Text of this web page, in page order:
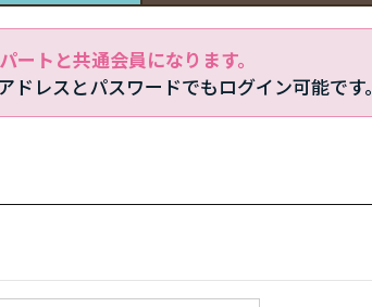
ートと共通会員になります。
レスとパスワードでもログイン可能です。